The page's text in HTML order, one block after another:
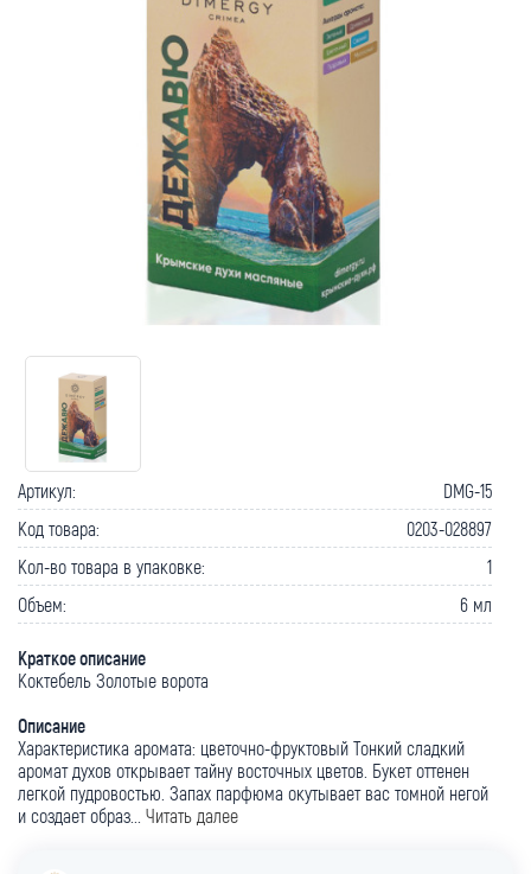
Артикул:
DMG-15
Код товара:
0203-028897
Кол-во товара в упаковке:
1
Объем:
6 мл
Краткое описание
Коктебель Золотые ворота
Описание
Характеристика аромата: цветочно-фруктовый Тонкий сладкий
аромат духов открывает тайну восточных цветов. Букет оттенен
легкой пудровостью. Запах парфюма окутывает вас томной негой
и создает образ... Читать далее